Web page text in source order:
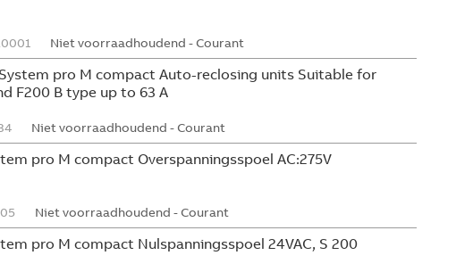
Niet voorraadhoudend - Courant
pro M compact Auto-reclosing units Suitable for
F200 B type up to 63 A
Niet voorraadhoudend - Courant
pro M compact Overspanningsspoel AC:275V
Niet voorraadhoudend - Courant
pro M compact Nulspanningsspoel 24VAC, S 200